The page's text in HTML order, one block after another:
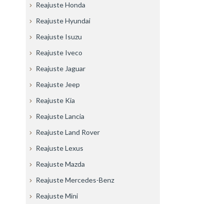
Reajuste Honda
Reajuste Hyundai
Reajuste Isuzu
Reajuste Iveco
Reajuste Jaguar
Reajuste Jeep
Reajuste Kia
Reajuste Lancia
Reajuste Land Rover
Reajuste Lexus
Reajuste Mazda
Reajuste Mercedes-Benz
Reajuste Mini